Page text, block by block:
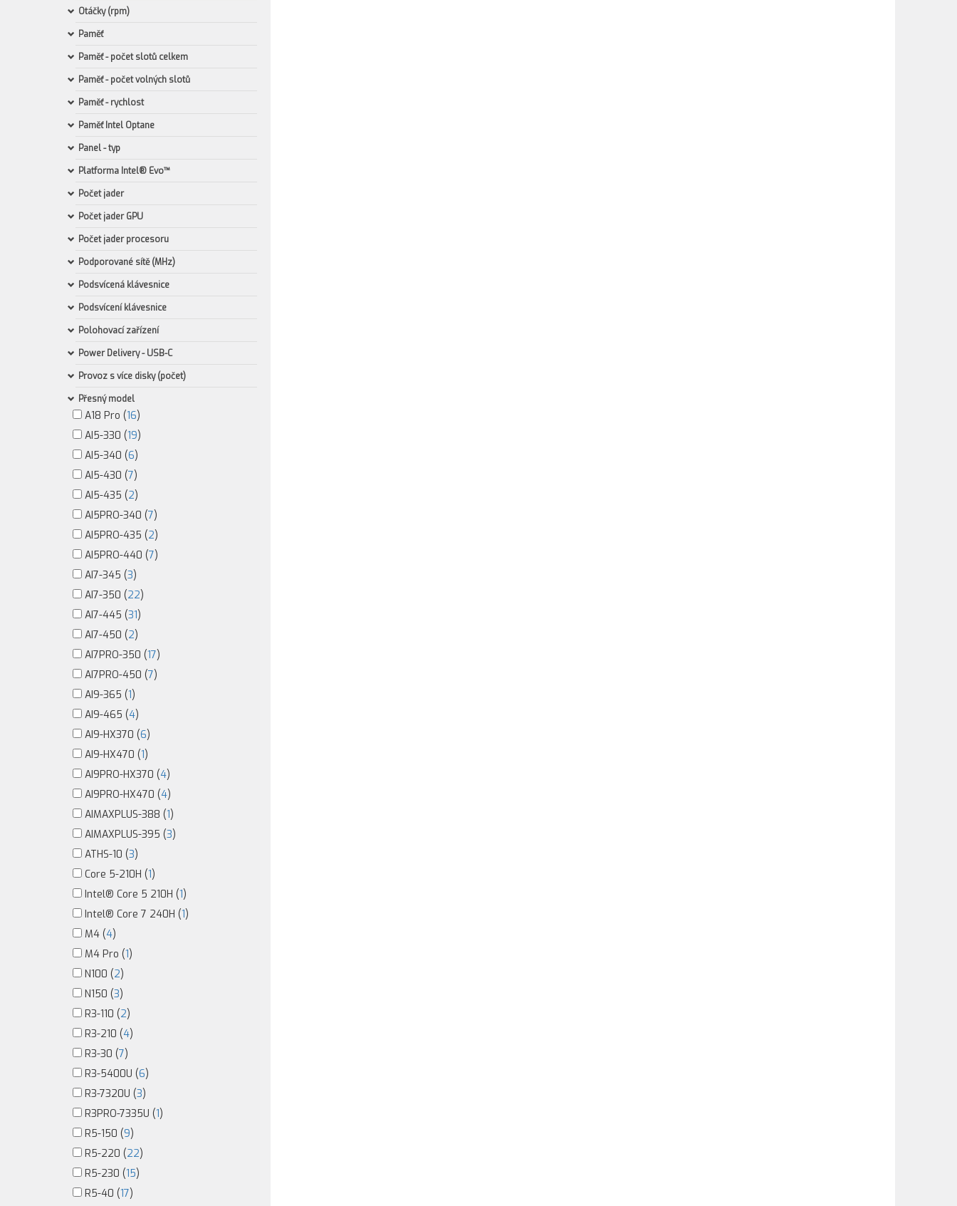
Otáčky (rpm)
Paměť
Paměť - počet slotů celkem
Paměť - počet volných slotů
Paměť - rychlost
Paměť Intel Optane
Panel - typ
Platforma Intel® Evo™
Počet jader
Počet jader GPU
Počet jader procesoru
Podporované sítě (MHz)
Podsvícená klávesnice
Podsvícení klávesnice
Polohovací zařízení
Power Delivery - USB-C
Provoz s více disky (počet)
Přesný model
A18 Pro (16)
AI5-330 (19)
AI5-340 (6)
AI5-430 (7)
AI5-435 (2)
AI5PRO-340 (7)
AI5PRO-435 (2)
AI5PRO-440 (7)
AI7-345 (3)
AI7-350 (22)
AI7-445 (31)
AI7-450 (2)
AI7PRO-350 (17)
AI7PRO-450 (7)
AI9-365 (1)
AI9-465 (4)
AI9-HX370 (6)
AI9-HX470 (1)
AI9PRO-HX370 (4)
AI9PRO-HX470 (4)
AIMAXPLUS-388 (1)
AIMAXPLUS-395 (3)
ATHS-10 (3)
Core 5-210H (1)
Intel® Core 5 210H (1)
Intel® Core 7 240H (1)
M4 (4)
M4 Pro (1)
N100 (2)
N150 (3)
R3-110 (2)
R3-210 (4)
R3-30 (7)
R3-5400U (6)
R3-7320U (3)
R3PRO-7335U (1)
R5-150 (9)
R5-220 (22)
R5-230 (15)
R5-40 (17)